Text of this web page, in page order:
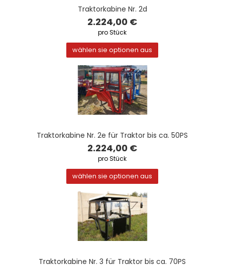
Traktorkabine Nr. 2d
2.224,00 €
pro Stück
wählen sie optionen aus
Traktorkabine Nr. 2e für Traktor bis ca. 50PS
2.224,00 €
pro Stück
wählen sie optionen aus
Traktorkabine Nr. 3 für Traktor bis ca. 70PS